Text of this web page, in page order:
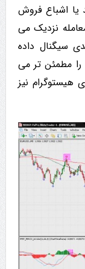
یا اشباع فروش
نزدیک می
سیگنال داده
را مطمئن تر می
هیستوگرام نیز